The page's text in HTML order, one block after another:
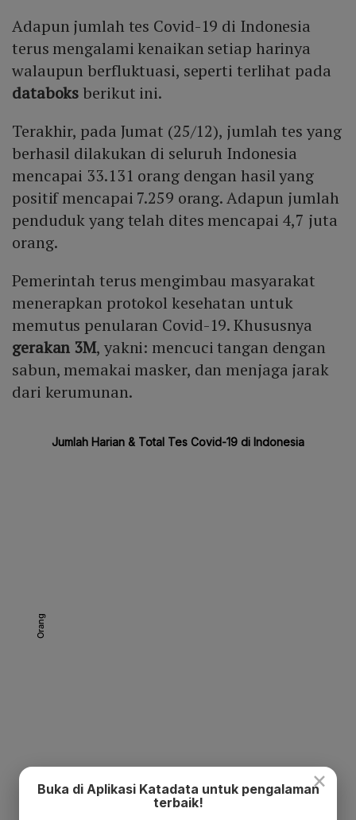
Adapun jumlah tes Covid-19 di Indonesia
terus mengalami kenaikan setiap harinya
walaupun berfluktuasi, seperti terlihat pada
databoksberikut ini.
Terakhir, pada Jumat (25/12), jumlah tes yang
berhasil dilakukan di seluruh Indonesia
mencapai 33.131 orang dengan hasil yang
positif mencapai 7.259 orang. Adapun jumlah
penduduk yang telah dites mencapai 4,7 juta
orang.
Pemerintah terus mengimbau masyarakat
menerapkan protokol kesehatan untuk
memutus penularan Covid-19. Khususnya
gerakan 3M, yakni: mencuci tangan dengan
sabun, memakai masker, dan menjaga jarak
dari kerumunan.
×
Buka di Aplikasi Katadata untuk pengalaman
terbaik!